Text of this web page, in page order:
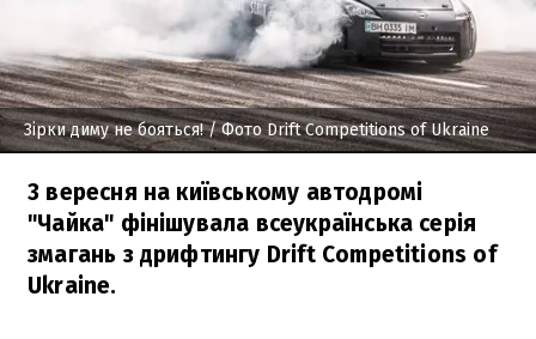
Зірки диму не бояться!/ Фото Drift Competitions of Ukraine
3 вересня на київському автодромі
"Чайка" фінішувала всеукраїнська серія
змагань з дрифтингу Drift Competitions of
Ukraine.